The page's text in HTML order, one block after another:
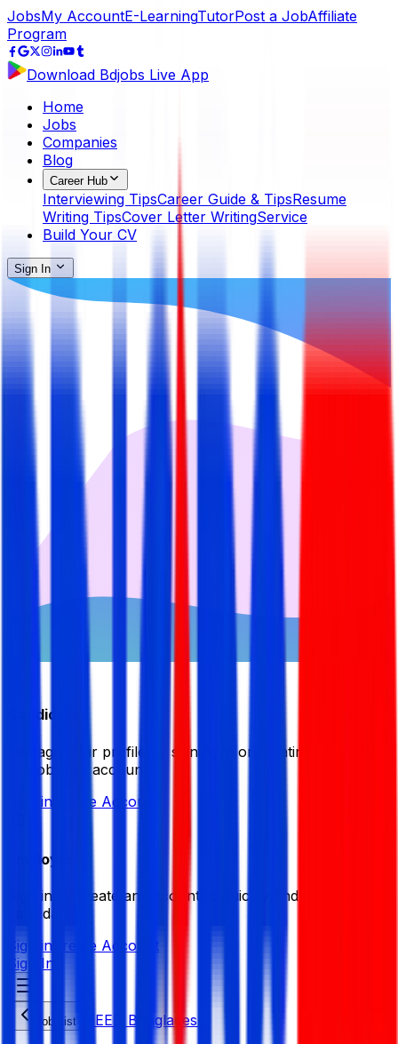
JobsMy AccountE-LearningTutorPost a JobAffiliate
Program
Download Bdjobs Live App
Home
Jobs
Companies
Blog
Career Hub
Interviewing TipsCareer Guide & TipsResume
Writing TipsCover Letter WritingService
Build Your CV
Sign In
Candidate
Manage your profile by signing in or creating your My
BDJobsLive account.
Sign in Create Account
Employer
Sign in or create an account to quickly find the best
candidates.
Sign in Create Account
Sign In
Job List
HEED Bangladesh